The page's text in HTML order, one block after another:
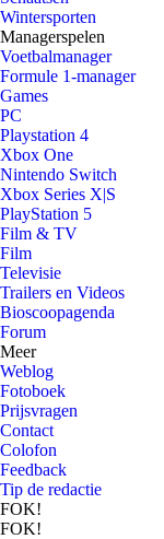
Wintersporten
Managerspelen
Voetbalmanager
Formule 1-manager
Games
PC
Playstation 4
Xbox One
Nintendo Switch
Xbox Series X|S
PlayStation 5
Film & TV
Film
Televisie
Trailers en Videos
Bioscoopagenda
Forum
Meer
Weblog
Fotoboek
Prijsvragen
Contact
Colofon
Feedback
Tip de redactie
FOK!
FOK!